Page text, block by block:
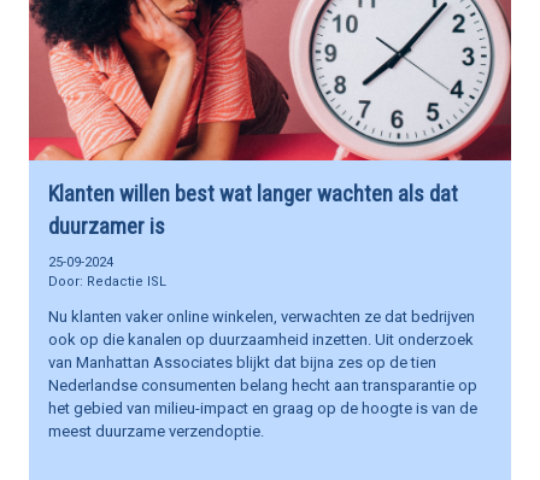
Klanten willen best wat langer wachten als dat
duurzamer is
25-09-2024
Redactie ISL
Nu klanten vaker online winkelen, verwachten ze dat bedrijven
ook op die kanalen op duurzaamheid inzetten. Uit onderzoek
van Manhattan Associates blijkt dat bijna zes op de tien
Nederlandse consumenten belang hecht aan transparantie op
het gebied van milieu-impact en graag op de hoogte is van de
meest duurzame verzendoptie.